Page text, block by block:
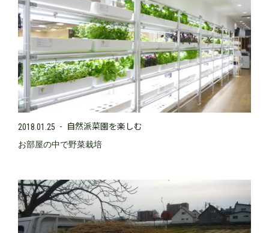
2018.01.25 自然派菜園を楽しむ
お部屋の中で野菜栽培